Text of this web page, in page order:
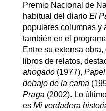
Premio Nacional de
habitual del diario El
populares columnas y
también en el
Entre su extensa
libros de relatos,
ahogado(1977),
debajo de la cama
Praga (2002). Lo
es Mi verdadera